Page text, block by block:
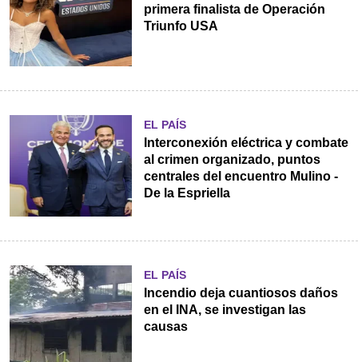
primera finalista de Operación
Triunfo USA
EL PAÍS
Interconexión eléctrica y combate
al crimen organizado, puntos
centrales del encuentro Mulino -
De la Espriella
EL PAÍS
Incendio deja cuantiosos daños
en el INA, se investigan las
causas